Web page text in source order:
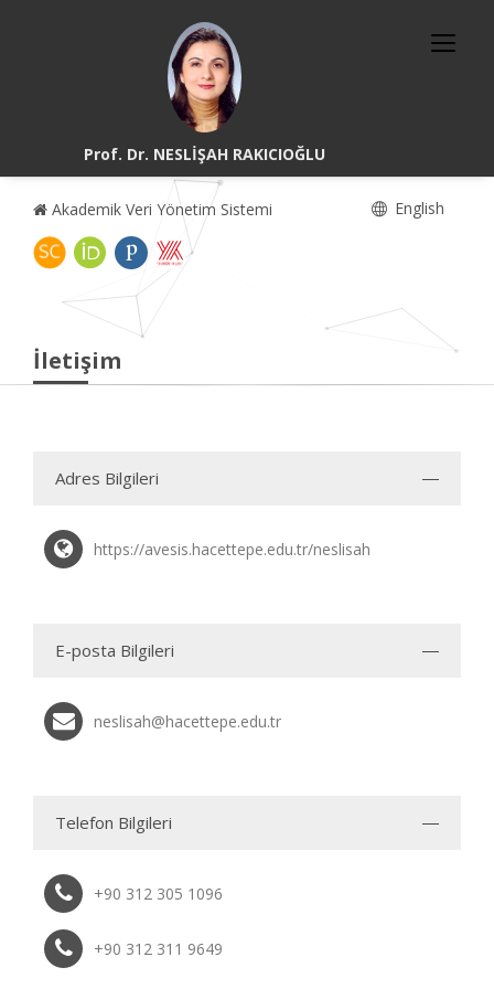
Prof. Dr. NESLİŞAH RAKICIOĞLU
Akademik Veri Yönetim Sistemi English
İletişim
Adres Bilgileri
https://avesis.hacettepe.edu.tr/neslisah
E-posta Bilgileri
neslisah@hacettepe.edu.tr
Telefon Bilgileri
+90 312 305 1096
+90 312 311 9649